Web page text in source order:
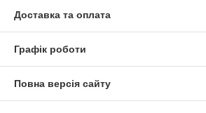
Доставка та оплата
Графік роботи
Повна версія сайту